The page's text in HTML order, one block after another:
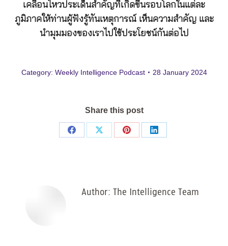
เคลื่อนไหวประเด็นสำคัญที่เกิดขึ้นรอบโลกในแต่ละ
ภูมิภาคให้ท่านผู้ฟังรู้ทันเหตุการณ์ เห็นความสำคัญ และ
นำมุมมองของเราไปใช้ประโยชน์กันต่อไป
Category: Weekly Intelligence Podcast 28 January 2024
Share this post
Share
Share
Share
Share
Author: The Intelligence Team